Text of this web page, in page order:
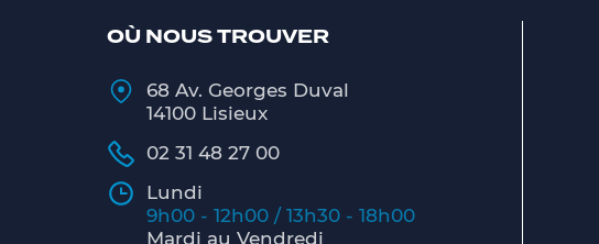
OÙ NOUS TROUVER
68 Av. Georges Duval
14100 Lisieux
02 31 48 27 00
Lundi
9h00 - 12h00 / 13h30 - 18h00
Mardi au Vendredi